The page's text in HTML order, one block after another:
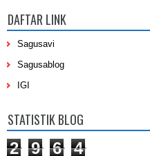
DAFTAR LINK
Sagusavi
Sagusablog
IGI
STATISTIK BLOG
2 9 6 4